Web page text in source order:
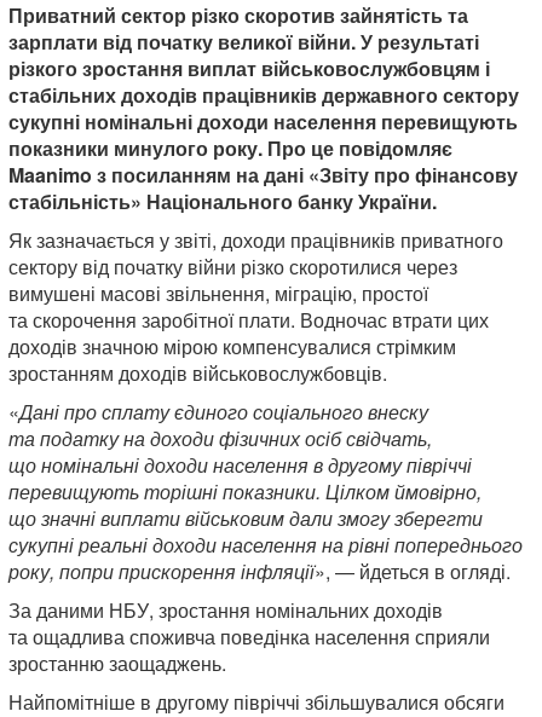
Приватний сектор різко скоротив зайнятість та
зарплати від початку великої війни. У результаті
різкого зростання виплат військовослужбовцям і
стабільних доходів працівників державного сектору
сукупні номінальні доходи населення перевищують
показники минулого року. Про це повідомляє
Maanimo з посиланням на дані «Звіту про фінансову
стабільність» Національного банку України.
Як зазначається у звіті, доходи працівників приватного
сектору від початку війни різко скоротилися через
вимушені масові звільнення, міграцію, простої
та скорочення заробітної плати. Водночас втрати цих
доходів значною мірою компенсувалися стрімким
зростанням доходів військовослужбовців.
«Дані про сплату єдиного соціального внеску
та податку на доходи фізичних осіб свідчать,
що номінальні доходи населення в другому півріччі
перевищують торішні показники. Цілком ймовірно,
що значні виплати військовим дали змогу зберегти
сукупні реальні доходи населення на рівні попереднього
року, попри прискорення інфляції», — йдеться в огляді.
За даними НБУ, зростання номінальних доходів
та ощадлива споживча поведінка населення сприяли
зростанню заощаджень.
Найпомітніше в другому півріччі збільшувалися обсяги